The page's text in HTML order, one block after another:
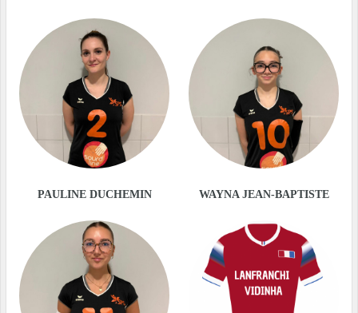
PAULINE DUCHEMIN WAYNA JEAN-BAPTISTE